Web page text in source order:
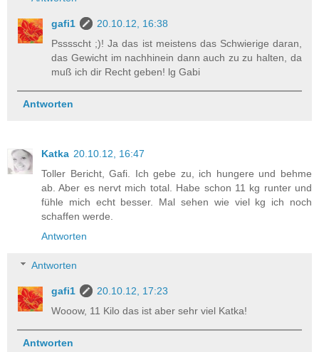
gafi1
20.10.12, 16:38
Psssscht ;)! Ja das ist meistens das Schwierige daran,
das Gewicht im nachhinein dann auch zu zu halten, da
muß ich dir Recht geben! lg Gabi
Antworten
Katka 20.10.12, 16:47
Toller Bericht, Gafi. Ich gebe zu, ich hungere und behme
ab. Aber es nervt mich total. Habe schon 11 kg runter und
fühle mich echt besser. Mal sehen wie viel kg ich noch
schaffen werde.
Antworten
Antworten
gafi1
20.10.12, 17:23
Wooow, 11 Kilo das ist aber sehr viel Katka!
Antworten